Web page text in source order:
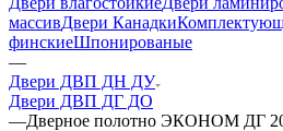
массивДвери Канадки
финскиеШпонированые
—
Двери ДВП ДН ДУ
Двери ДВП ДГ ДО
—Дверное полотно ЭКОНОМ ДГ